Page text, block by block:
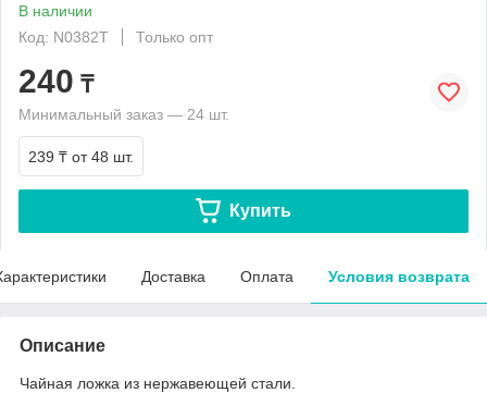
В наличии
Код: N0382T
Только опт
240 ₸
Минимальный заказ — 24 шт.
239 ₸ от 48 шт.
Купить
Доставка Оплата Условия возврата
Описание
Чайная ложка из нержавеющей стали.